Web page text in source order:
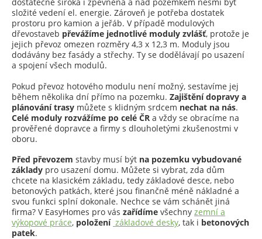
složité vedení el. energie. Zároveň je potřeba dostatek
prostoru pro kamion a jeřáb. V případě modulových
dřevostaveb převážíme jednotlivé moduly zvlášť, protože je
jejich převoz omezen rozměry 4,3 x 12,3 m. Moduly jsou
dodávány bez fasády a střechy. Ty se dodělávají po usazení
a spojení všech modulů.
Pokud převoz hotového modulu není možný, sestavíme jej
během několika dní přímo na pozemku. Zajištění dopravy a
plánování trasy můžete s klidným srdcem nechat na nás.
Celé moduly rozvážíme po celé ČR a vždy se obracíme na
prověřené dopravce a firmy s dlouholetými zkušenostmi v
oboru.
Před převozem stavby musí být na pozemku vybudované
základy pro usazení domu. Můžete si vybrat, zda dům
chcete na klasickém základu, tedy základové desce, nebo
betonových patkách, které jsou finančně méně nákladné a
svou funkci splní dokonale. Nechce se vám schánět jiná
firma? V EasyHomes pro vás zařídíme všechny zemní a
výkopové práce, položení základové desky, tak i betonových
patek.